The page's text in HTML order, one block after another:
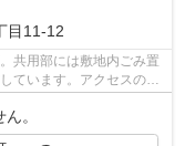
目11-12
共用部には敷地内ごみ置
ています。アクセスの良
。